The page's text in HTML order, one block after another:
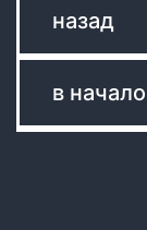
назад
в начало